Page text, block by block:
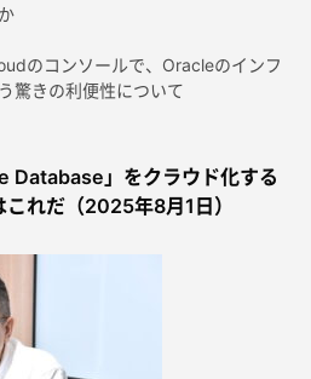
のコンソールで、Oracleのインフ
驚きの利便性について
Database」をクラウド化する
れだ（2025年8月1日）